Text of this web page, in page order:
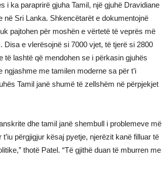
i ka paraprirë gjuha Tamil, një gjuhë Dravidiane
në Sri Lanka. Shkencëtarët e dokumentojnë
pajtohen për moshën e vërtetë të veprës më
Disa e vlerësojnë si 7000 vjet, të tjerë si 2800
të lashtë që mendohen se i përkasin gjuhës
me tamilen moderne sa për t’i
Tamil janë shumë të zellshëm në përpjekjet
dhe tamil janë shembull i problemeve më
përgjigjur kësaj pyetje, njerëzit kanë filluar të
thotë Patel. “Të gjithë duan të mburren me